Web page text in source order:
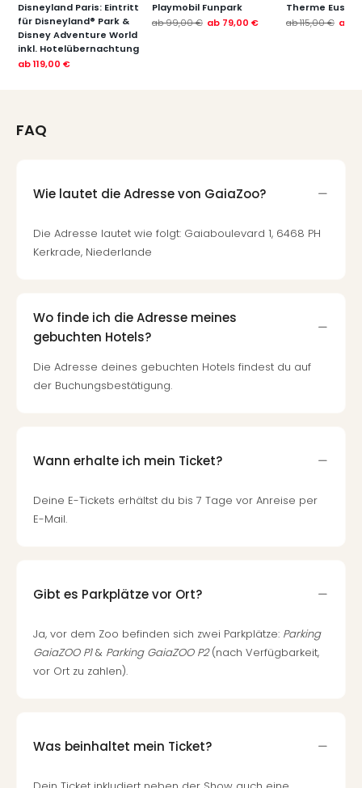
Disneyland Paris: Eintritt
für Disneyland® Park &
Disney Adventure World
inkl. Hotelübernachtung
ab119,00 €
Playmobil Funpark
ab99,00 € ab 79,00 €
Therme
ab115,00 € ab
FAQ
Wie lautet die Adresse von GaiaZoo?
Die Adresse lautet wie folgt: Gaiaboulevard 1, 6468 PH
Kerkrade, Niederlande
Wo finde ich die Adresse meines
gebuchten Hotels?
Die Adresse deines gebuchten Hotels findest du auf
der Buchungsbestätigung.
Wann erhalte ich mein Ticket?
Deine E-Tickets erhältst du bis 7 Tage vor Anreise per
E-Mail.
Gibt es Parkplätze vor Ort?
Ja, vor dem Zoo befinden sich zwei Parkplätze: Parking
GaiaZOO P1& Parking GaiaZOO P2(nach Verfügbarkeit,
vor Ort zu zahlen).
Was beinhaltet mein Ticket?